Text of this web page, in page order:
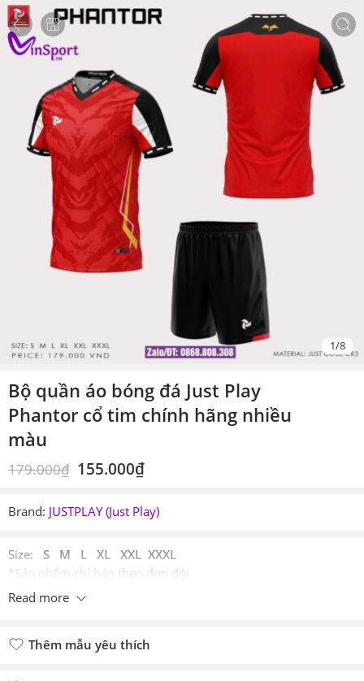
1/8
Bộ quần áo bóng đá Just Play
Phantor cổ tim chính hãng nhiều
màu
179.000₫ 155.000₫
Brand: JUSTPLAY (Just Play)
Size: S M L XL XXL XXXL
*Sản phẩm chỉ bán theo đơn đội
Read more
Thêm mẫu yêu thích